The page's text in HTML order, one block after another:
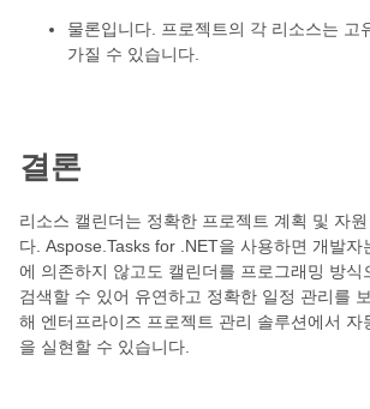
물론입니다. 프로젝트의 각 리소스는 고
가질 수 있습니다.
결론
리소스 캘린더는 정확한 프로젝트 계획 및 자
다. Aspose.Tasks for .NET을 사용하면 개발
에 의존하지 않고도 캘린더를 프로그래밍 방식
검색할 수 있어 유연하고 정확한 일정 관리를
해 엔터프라이즈 프로젝트 관리 솔루션에서 자
을 실현할 수 있습니다.